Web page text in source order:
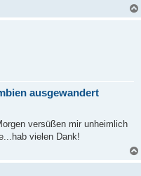
ausgewandert
versüßen mir unheimlich
vielen Dank!